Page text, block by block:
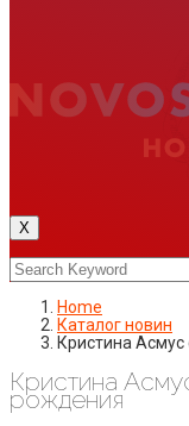
X
Home
Каталог новин
Кристина Асмус
Кристина
рождения